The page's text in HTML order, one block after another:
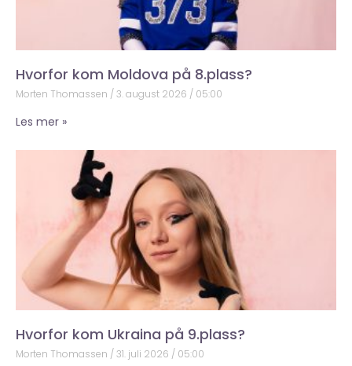
Hvorfor kom Moldova på 8.plass?
Morten Thomassen 3. august 2026 05:00
Les mer »
Hvorfor kom Ukraina på 9.plass?
Morten Thomassen 31. juli 2026 05:00